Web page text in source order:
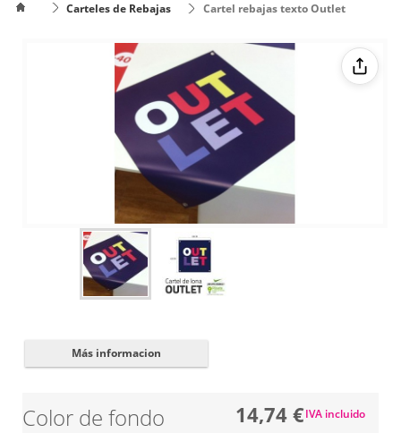
Carteles de Rebajas Cartel rebajas texto Outlet
Cómo cambiar
de color el texto
Cerrar
Más informacion
Color de fondo 14,74 €IVA incluido